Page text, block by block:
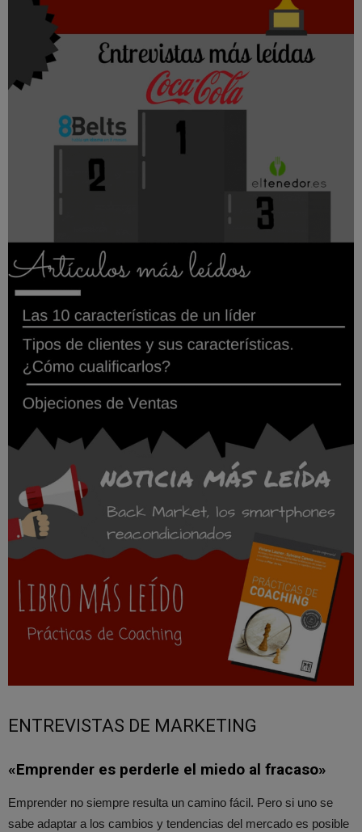
ENTREVISTAS DE MARKETING
«Emprender es perderle el miedo al fracaso»
Emprender no siempre resulta un camino fácil. Pero si uno se
sabe adaptar a los cambios y tendencias del mercado es posible